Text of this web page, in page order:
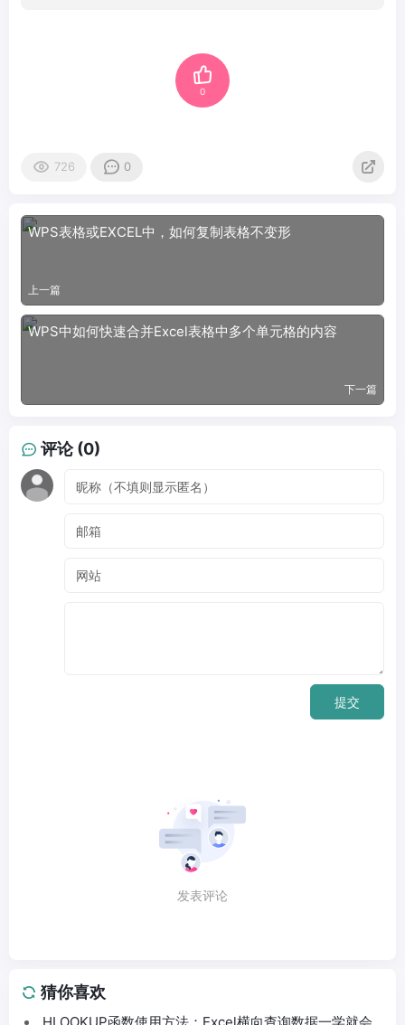
0
726 0
WPS表格或EXCEL中，如何复制表格不变形
上一篇
WPS中如何快速合并Excel表格中多个单元格的内容
下一篇
评论 (0)
提交
发表评论
猜你喜欢